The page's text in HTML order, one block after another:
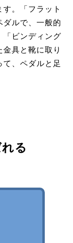
。「フラット
ダルで、一般的
「ビンディング
具と靴に取り
、ペダルと足
る